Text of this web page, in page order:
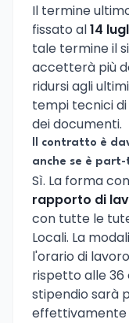
Il termine
fissato al14
tale termine il
accetterà più
ridursi agli
tempi tecnici
dei documenti.
Il contratto è
anche se è part-
Sì. La forma
rapporto di
con tutte le
Locali. La
l'orario di
rispetto alle 36
stipendio sarà
effettivamente